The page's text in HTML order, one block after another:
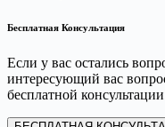
Бесплатная Консультация
Если у вас остались
интересующий вас
бесплатной